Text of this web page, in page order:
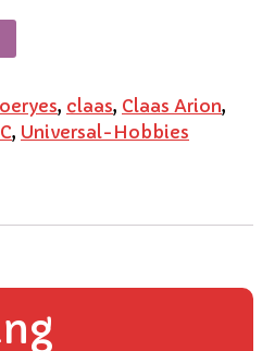
, claas, Claas Arion,
, Universal-Hobbies